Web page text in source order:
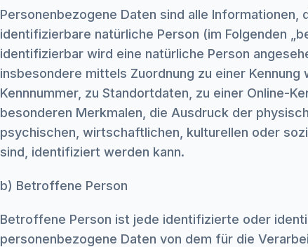
Personenbezogene Daten sind alle
identifizierbare natürliche Person (im Folgenden
identifizierbar wird eine natürliche Person
insbesondere mittels Zuordnung zu einer Kennung
Kennnummer, zu Standortdaten, zu einer Online-
besonderen Merkmalen, die Ausdruck der
psychischen, wirtschaftlichen, kulturellen oder
sind, identifiziert werden kann.
b) Betroffene Person
Betroffene Person ist jede identifizierte oder
personenbezogene Daten von dem für die